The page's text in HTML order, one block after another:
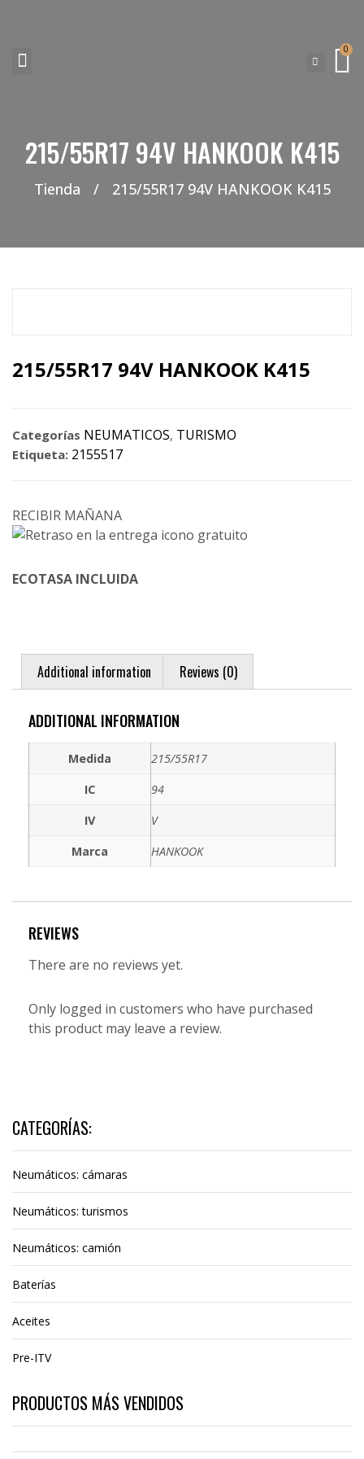
0
215/55R17 94V HANKOOK K415
Tienda / 215/55R17 94V HANKOOK K415
215/55R17 94V HANKOOK K415
Categorías NEUMATICOS, TURISMO
Etiqueta: 2155517
RECIBIR MAÑANA
ECOTASA INCLUIDA
Additional information Reviews (0)
ADDITIONAL INFORMATION
Medida
215/55R17
IC
94
IV
V
Marca
HANKOOK
REVIEWS
There are no reviews yet.
Only logged in customers who have purchased
this product may leave a review.
CATEGORÍAS:
Neumáticos: cámaras
Neumáticos: turismos
Neumáticos: camión
Baterías
Aceites
Pre-ITV
PRODUCTOS MÁS VENDIDOS